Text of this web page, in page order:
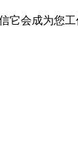
它会成为您工